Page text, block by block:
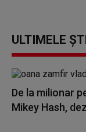
ULTIMELE
De la milionar
Mikey Hash,